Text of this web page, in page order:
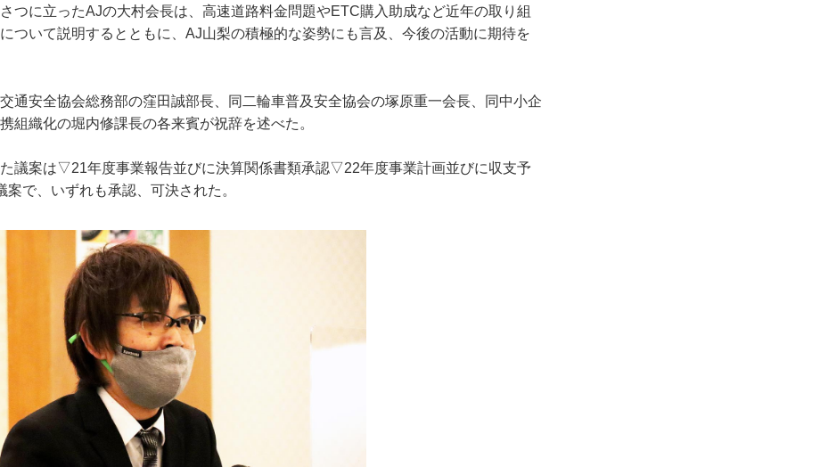
つに立ったAJの大村会長は、高速道路料金問題やETC購入助成など近年の取り組
ついて説明するとともに、AJ山梨の積極的な姿勢にも言及、今後の活動に期待を
通安全協会総務部の窪田誠部長、同二輪車普及安全協会の塚原重一会長、同中小企
組織化の堀内修課長の各来賓が祝辞を述べた。
議案は▽21年度事業報告並びに決算関係書類承認▽22年度事業計画並びに収支予
案で、いずれも承認、可決された。